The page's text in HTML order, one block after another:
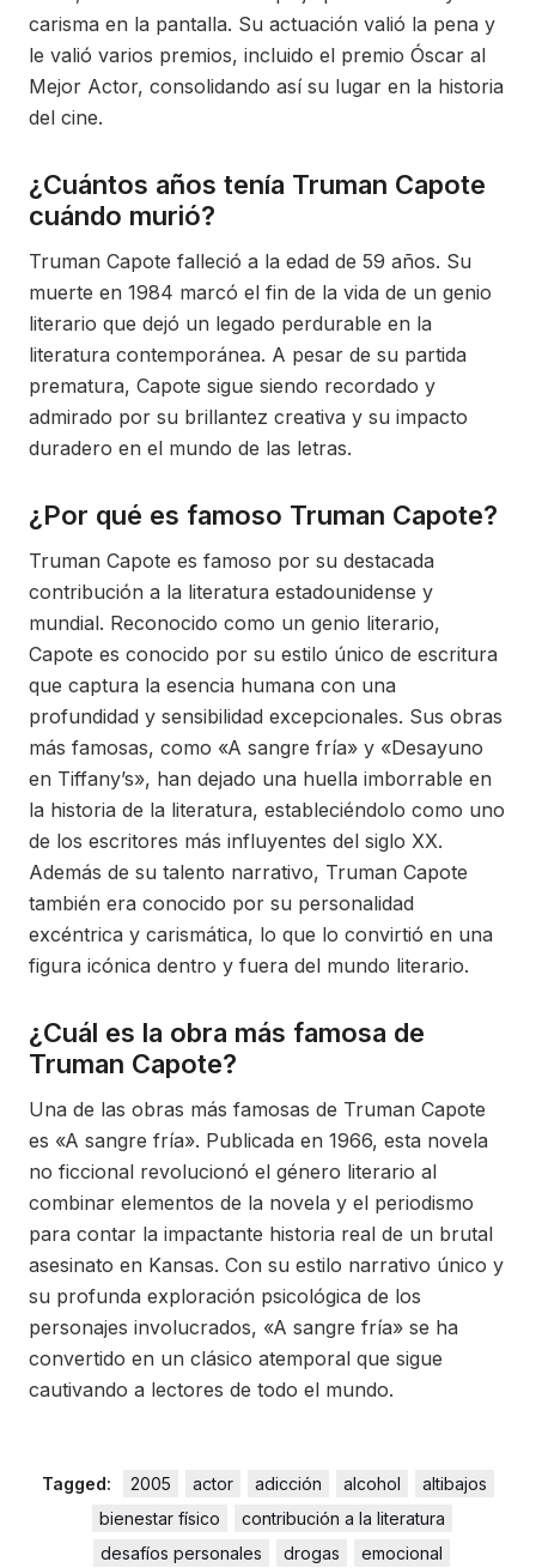
carisma en la pantalla. Su actuación valió la pena y
le valió varios premios, incluido el premio Óscar al
Mejor Actor, consolidando así su lugar en la historia
del cine.
¿Cuántos años tenía Truman Capote
cuándo murió?
Truman Capote falleció a la edad de 59 años. Su
muerte en 1984 marcó el fin de la vida de un genio
literario que dejó un legado perdurable en la
literatura contemporánea. A pesar de su partida
prematura, Capote sigue siendo recordado y
admirado por su brillantez creativa y su impacto
duradero en el mundo de las letras.
¿Por qué es famoso Truman Capote?
Truman Capote es famoso por su destacada
contribución a la literatura estadounidense y
mundial. Reconocido como un genio literario,
Capote es conocido por su estilo único de escritura
que captura la esencia humana con una
profundidad y sensibilidad excepcionales. Sus obras
más famosas, como «A sangre fría» y «Desayuno
en Tiffany’s», han dejado una huella imborrable en
la historia de la literatura, estableciéndolo como uno
de los escritores más influyentes del siglo XX.
Además de su talento narrativo, Truman Capote
también era conocido por su personalidad
excéntrica y carismática, lo que lo convirtió en una
figura icónica dentro y fuera del mundo literario.
¿Cuál es la obra más famosa de
Truman Capote?
Una de las obras más famosas de Truman Capote
es «A sangre fría». Publicada en 1966, esta novela
no ficcional revolucionó el género literario al
combinar elementos de la novela y el periodismo
para contar la impactante historia real de un brutal
asesinato en Kansas. Con su estilo narrativo único y
su profunda exploración psicológica de los
personajes involucrados, «A sangre fría» se ha
convertido en un clásico atemporal que sigue
cautivando a lectores de todo el mundo.
Tagged: 2005 actor adicción alcohol
altibajos
bienestar físico
contribución a la literatura
desafíos personales
drogas
emocional